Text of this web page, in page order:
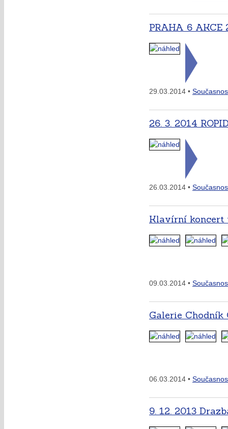
PRAHA 6 AKCE
29.03.2014 •
26. 3. 2014
26.03.2014 •
Klavírní koncert
09.03.2014 •
Galerie Chodník
06.03.2014 •
9. 12. 2013